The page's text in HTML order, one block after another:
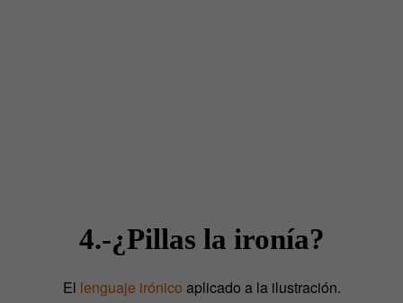
4.-¿Pillas la ironía?
El lenguaje irónico aplicado a la ilustración.